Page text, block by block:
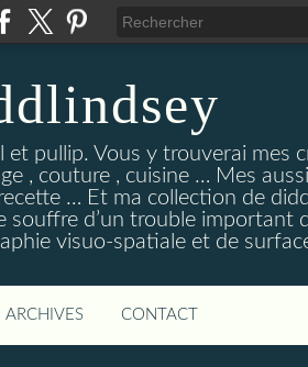
pullip. Vous y trouverai mes
, couture , cuisine … Mes
… Et ma collection de
d’un trouble important
visuo-spatiale et de
ARCHIVES CONTACT